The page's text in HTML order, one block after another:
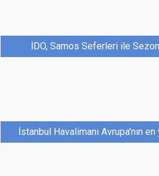
İDO, Samos Seferleri ile
İstanbul Havalimanı Avrupa'nın